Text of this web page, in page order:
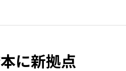
に新拠点